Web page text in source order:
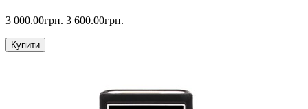
3 000.00грн. 3 600.00грн.
Купити